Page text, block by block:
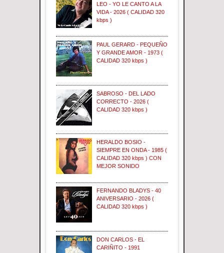
LEO - YO LE CANTO A LA
VIDA - 2026 ( CALIDAD 320
kbps )
PAUL GERARD - PEQUEÑO
Y GRANDE AMOR - 1973 (
CALIDAD 320 kbps )
SABROSO - DEL LADO
CORRECTO - 2026 (
CALIDAD 320 kbps )
HERALDO BOSIO -
SIEMPRE EN ONDA - 1985 (
CALIDAD 320 kbps ) CON
MEJOR SONIDO
FERNANDO BLADYS - 40
ANIVERSARIO - 2026 (
CALIDAD 320 kbps )
DON CARLOS - EL
CARIÑITO - 1991